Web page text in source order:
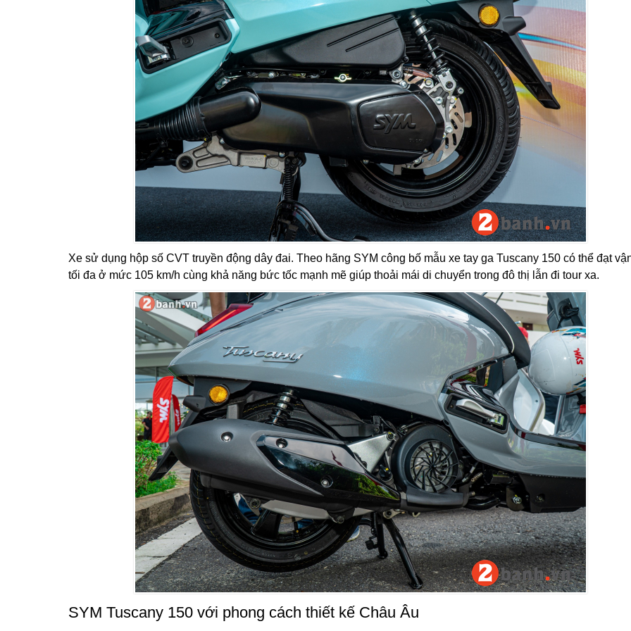
Xe sử dụng hộp số CVT truyền động dây đai. Theo hãng SYM công bố mẫu xe tay ga Tuscany 150 có thể đạt
tối đa ở mức 105 km/h cùng khả năng bức tốc mạnh mẽ giúp thoải mái di chuyển trong đô thị lẫn đi tour xa.
SYM Tuscany 150 với phong cách thiết kế Châu Âu